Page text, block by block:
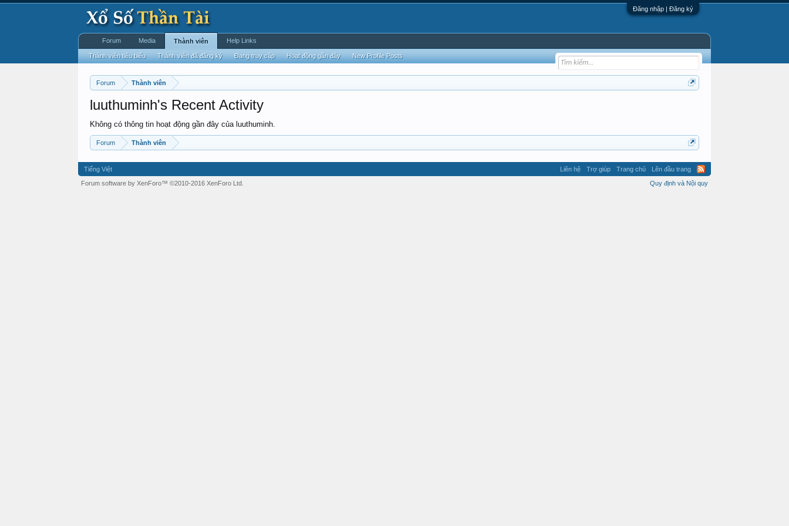
Đăng nhập | Đăng ký
Forum Thành viên
luuthuminh's Recent Activity
Không có thông tin hoạt động gần đây của luuthuminh.
Forum Thành viên
Forum Media Thành viên
Thành viên tiêu biểu Thành viên đã đăng ký Đang truy cập Hoạt động gần đây New Profile Posts
Help Links
Tiếng Việt Liên hệ Trợ giúp Trang chủ
Lên đầu trang
Quy định và Nội quy
Forum software by XenForo™ ©2010-2016 XenForo Ltd.